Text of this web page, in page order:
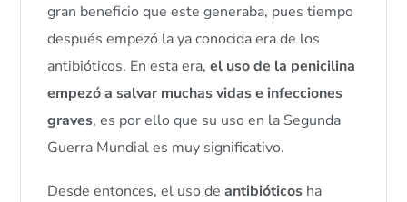
gran beneficio que este generaba, pues tiempo
después empezó la ya conocida era de los
antibióticos. En esta era,el uso de la penicilina
empezó a salvar muchas vidas e infecciones
graves, es por ello que su uso en la Segunda
Guerra Mundial es muy significativo.
Desde entonces, el uso deantibióticos ha